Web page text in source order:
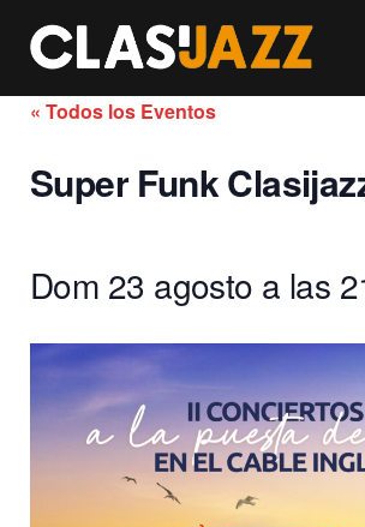
content
« Todos los Eventos
Super Funk
Dom 23 agosto a las